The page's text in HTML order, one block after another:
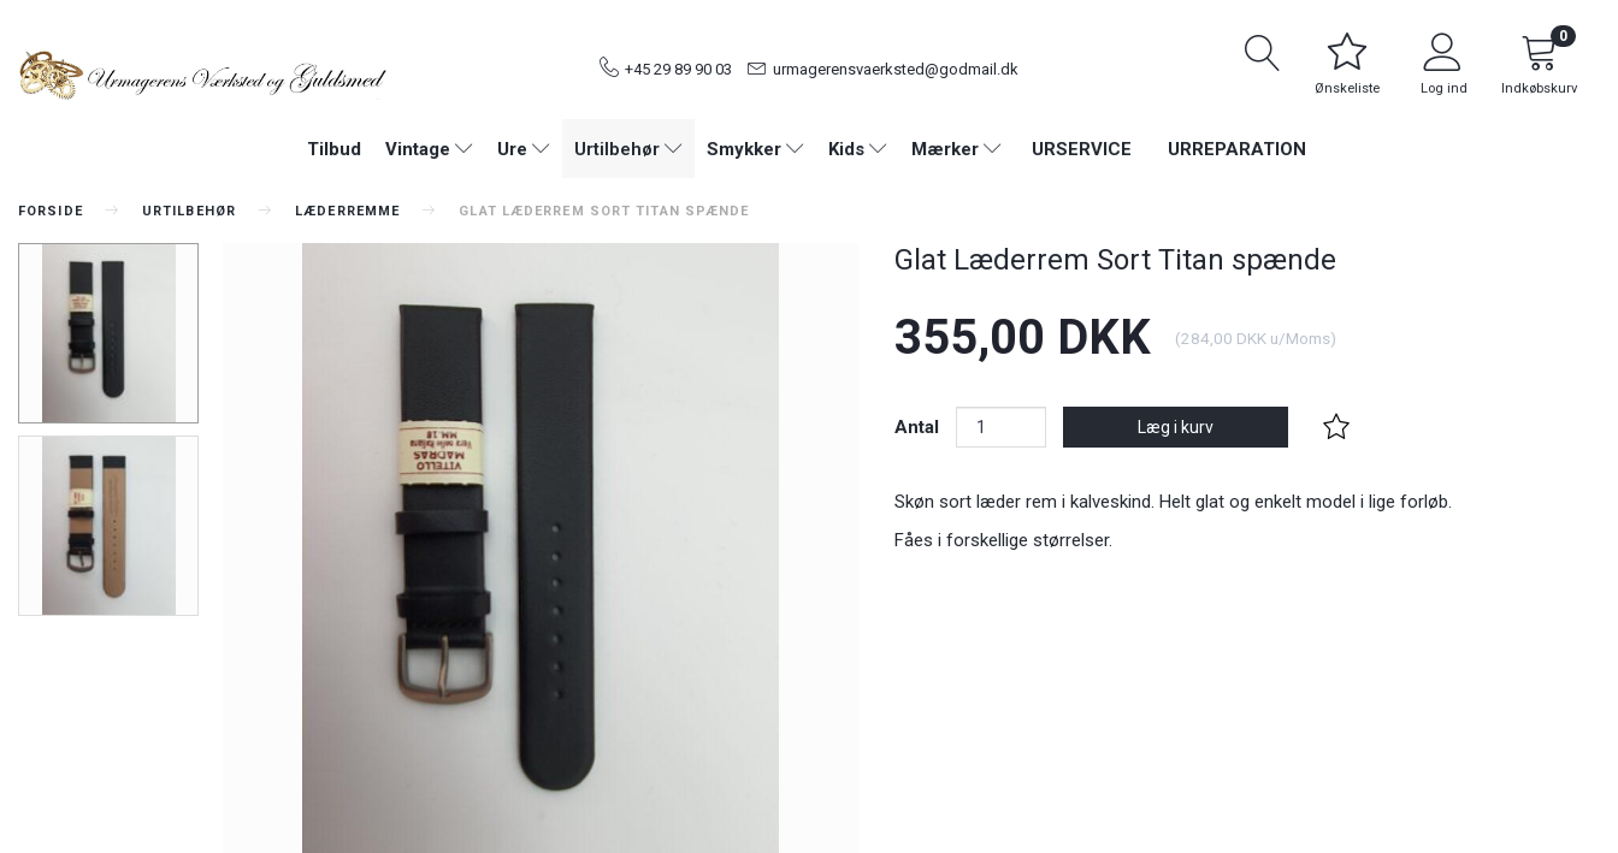
+45 29 89 90 03 urmagerensvaerksted@godmail.dk
Ønskeliste Log ind Indkøbskurv
0
Tilbud Vintage Ure Urtilbehør Smykker Kids Mærker URSERVICE URREPARATION
FORSIDE URTILBEHØR LÆDERREMME GLAT LÆDERREM SORT TITAN SPÆNDE
Glat Læderrem Sort Titan spænde
355,00 DKK (284,00 DKK u/Moms)
Antal Læg i kurv
Skøn sort læder rem i kalveskind. Helt glat og enkelt model i lige forløb.
Fåes i forskellige størrelser.